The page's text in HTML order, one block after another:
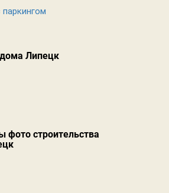
Липецк
фото строительства